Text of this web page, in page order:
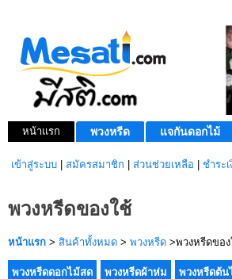
หน้าแรก พวงหรีด แจกันดอกไม้
เข้าสู่ระบบ สมัครสมาชิก ส่วนช่วยเหลือ ชำระ
พวงหรีดของใช้
หน้าแรก > สินค้าทั้งหมด > พวงหรีด >พวงหรีดของ
พวงหรีดดอกไม้สด พวงหรีดผ้าห่ม พวงหรีดต้น